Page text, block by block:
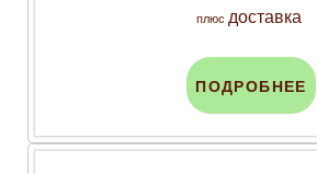
плюс доставка
ПОДРОБНЕЕ